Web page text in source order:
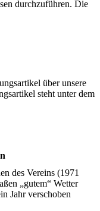
durchzuführen. Die
über unsere
steht unter dem
des Vereins (1971
„gutem“ Wetter
Jahr verschoben